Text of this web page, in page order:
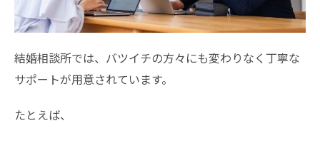
結婚相談所では、バツイチの方々にも変わりなく丁寧な
サポートが用意されています。
たとえば、